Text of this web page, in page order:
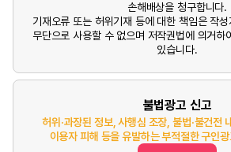
손해배상을 청구합니다.
기재오류 또는 허위기재 등에 대한 책임은 작
무단으로 사용할 수 없으며 저작권법에 의거하
있습니다.
불법광고 신고
허위·과장된 정보, 사행심 조장, 불법·불건전
이용자 피해 등을 유발하는 부적절한 구인